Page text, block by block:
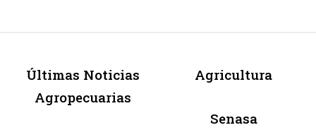
Últimas Noticias
Agropecuarias
Agricultura
Senasa